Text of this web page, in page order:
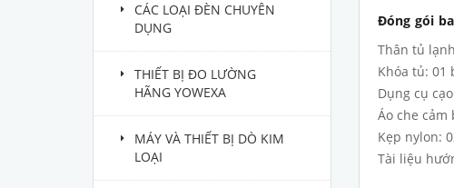
CÁC LOẠI ĐÈN CHUYÊN
DỤNG
THIẾT BỊ ĐO LƯỜNG
HÃNG YOWEXA
MÁY VÀ THIẾT BỊ DÒ KIM
LOẠI
Đóng gói
Thân tủ
Khóa tủ: 01
Dụng cụ
Áo che cảm
Kẹp nylon:
Tài liệu